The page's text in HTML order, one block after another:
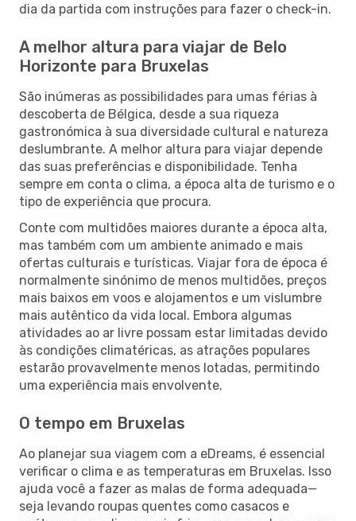
dia da partida com instruções para fazer o check-in.
A melhor altura para viajar de Belo
Horizonte para Bruxelas
São inúmeras as possibilidades para umas férias à
descoberta de Bélgica, desde a sua riqueza
gastronómica à sua diversidade cultural e natureza
deslumbrante. A melhor altura para viajar depende
das suas preferências e disponibilidade. Tenha
sempre em conta o clima, a época alta de turismo e o
tipo de experiência que procura.
Conte com multidões maiores durante a época alta,
mas também com um ambiente animado e mais
ofertas culturais e turísticas. Viajar fora de época é
normalmente sinónimo de menos multidões, preços
mais baixos em voos e alojamentos e um vislumbre
mais autêntico da vida local. Embora algumas
atividades ao ar livre possam estar limitadas devido
às condições climatéricas, as atrações populares
estarão provavelmente menos lotadas, permitindo
uma experiência mais envolvente.
O tempo em Bruxelas
Ao planejar sua viagem com a eDreams, é essencial
verificar o clima e as temperaturas em Bruxelas. Isso
ajuda você a fazer as malas de forma adequada—
seja levando roupas quentes como casacos e